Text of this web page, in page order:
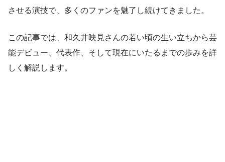
させる演技で、多くのファンを魅了し続けてきました。
この記事では、和久井映見さんの若い頃の生い立ちから芸
能デビュー、代表作、そして現在にいたるまでの歩みを詳
しく解説します。